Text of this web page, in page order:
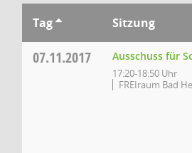
Tag Sitzung
07.11.2017 Ausschuss für
17:20-18:50 Uhr
FREIraum Bad